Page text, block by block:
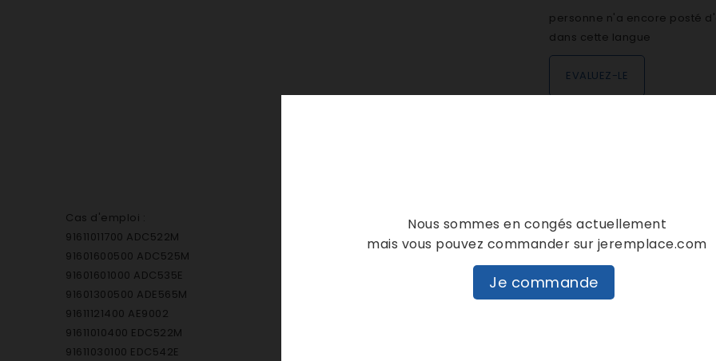
personne n'a encore posté
dans cette langue
EVALUEZ-LE
Cas d'emploi :
91611011700 ADC522M
91601600500 ADC525M
91601601000 ADC535E
91601300500 ADE565M
91611121400 AE9002
91611010400 EDC522M
91611030100 EDC542E
Nous sommes en congés actuellement
mais vous pouvez commander sur jeremplace.com
Je commande